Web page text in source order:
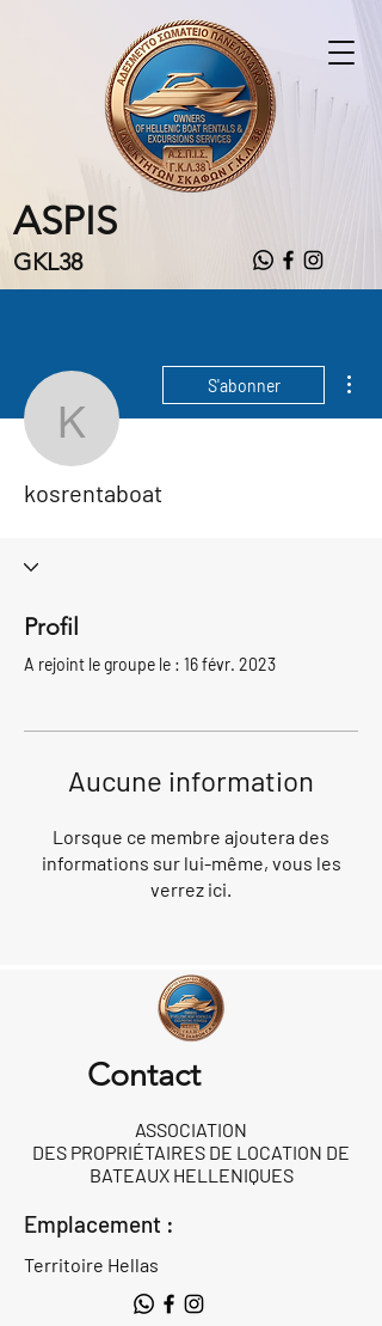
ASPIS
GKL38
kosrentaboat
S'abonner
kosrentaboat
Profil
A rejoint le groupe le : 16 févr. 2023
Aucune information
Lorsque ce membre ajoutera des
informations sur lui-même, vous les
verrez ici.
Contact
ASSOCIATION
DES PROPRIÉTAIRES DE LOCATION DE
BATEAUX HELLENIQUES
Emplacement :
Territoire Hellas